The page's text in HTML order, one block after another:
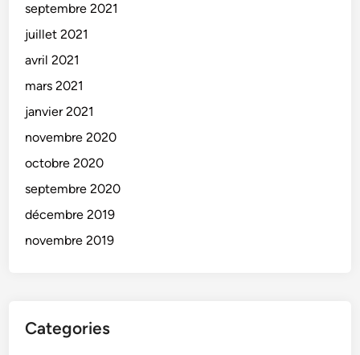
septembre 2021
juillet 2021
avril 2021
mars 2021
janvier 2021
novembre 2020
octobre 2020
septembre 2020
décembre 2019
novembre 2019
Categories